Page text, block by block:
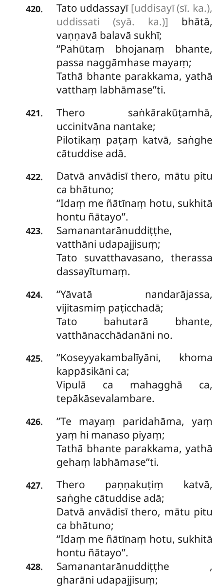
420. Tato uddassayī [uddisayī (sī. ka.),
uddissati (syā. ka.)] bhātā,
vaṇṇavā balavā sukhī;
‘‘Pahūtaṃ bhojanaṃ bhante,
passa naggāmhase mayaṃ;
Tathā bhante parakkama, yathā
vatthaṃ labhāmase’’ti.
421. Thero saṅkārakūṭamhā,
uccinitvāna nantake;
Pilotikaṃ paṭaṃ katvā, saṅghe
cātuddise adā.
422.
Datvā anvādisī thero, mātu pitu
ca bhātuno;
‘‘Idaṃ me ñātīnaṃ hotu, sukhitā
hontu ñātayo’’.
423.
Samanantarānuddiṭṭhe,
vatthāni udapajjisuṃ;
Tato suvatthavasano, therassa
dassayītumaṃ.
424. ‘‘Yāvatā nandarājassa,
vijitasmiṃ paṭicchadā;
Tato bahutarā bhante,
vatthānacchādanāni no.
425.
‘‘Koseyyakambalīyāni, khoma
kappāsikāni ca;
Vipulā ca mahagghā ca,
tepākāsevalambare.
426.
‘‘Te mayaṃ paridahāma, yaṃ
yaṃ hi manaso piyaṃ;
Tathā bhante parakkama, yathā
gehaṃ labhāmase’’ti.
427.
Thero paṇṇakuṭiṃ katvā,
saṅghe cātuddise adā;
Datvā anvādisī thero, mātu pitu
ca bhātuno;
‘‘Idaṃ me ñātīnaṃ hotu, sukhitā
hontu ñātayo’’.
428. Samanantarānuddiṭṭhe ,
gharāni udapajjisuṃ;